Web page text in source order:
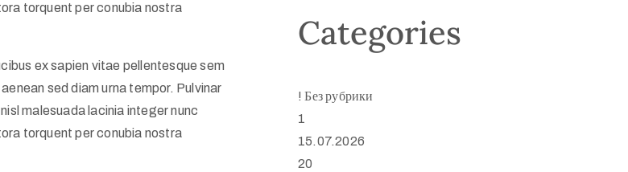
torquent per conubia nostra
ex sapien vitae pellentesque sem
sed diam urna tempor. Pulvinar
malesuada lacinia integer nunc
torquent per conubia nostra
Categories
! Без рубрики
1
15.07.2026
20